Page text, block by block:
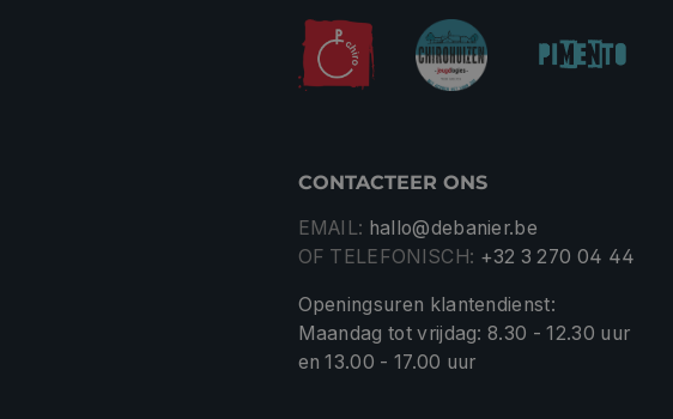
CONTACTEER ONS
EMAIL: hallo@debanier.be
OF TELEFONISCH: +32 3 270 04 44
Openingsuren klantendienst:
Maandag tot vrijdag: 8.30 - 12.30 uur
en 13.00 - 17.00 uur